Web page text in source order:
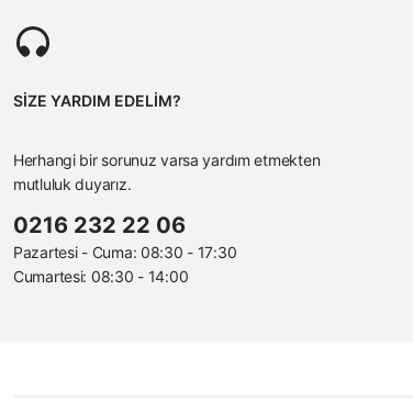
SİZE YARDIM EDELİM?
Herhangi bir sorunuz varsa yardım etmekten
mutluluk duyarız.
0216 232 22 06
Pazartesi - Cuma: 08:30 - 17:30
Cumartesi: 08:30 - 14:00